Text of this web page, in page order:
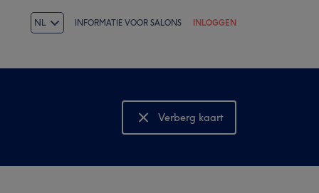
NL INFORMATIE VOOR SALONS INLOGGEN
Verberg kaart
Bekijk kaart